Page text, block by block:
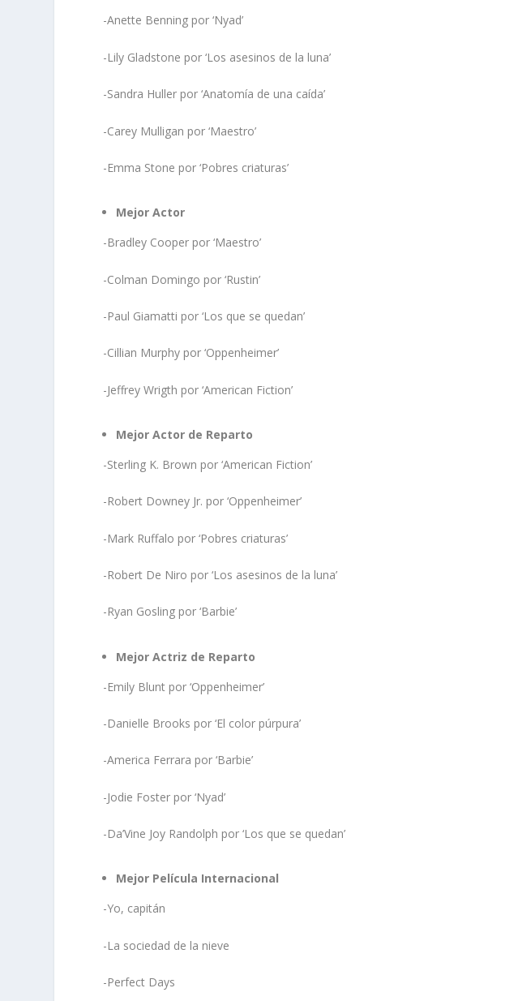
-Anette Benning por ‘Nyad’
-Lily Gladstone por ‘Los asesinos de la luna’
-Sandra Huller por ‘Anatomía de una caída’
-Carey Mulligan por ‘Maestro’
-Emma Stone por ‘Pobres criaturas’
Mejor Actor
-Bradley Cooper por ‘Maestro’
-Colman Domingo por ‘Rustin’
-Paul Giamatti por ‘Los que se quedan’
-Cillian Murphy por ‘Oppenheimer’
-Jeffrey Wrigth por ‘American Fiction’
Mejor Actor de Reparto
-Sterling K. Brown por ‘American Fiction’
-Robert Downey Jr. por ‘Oppenheimer’
-Mark Ruffalo por ‘Pobres criaturas’
-Robert De Niro por ‘Los asesinos de la luna’
-Ryan Gosling por ‘Barbie’
Mejor Actriz de Reparto
-Emily Blunt por ‘Oppenheimer’
-Danielle Brooks por ‘El color púrpura’
-America Ferrara por ‘Barbie’
-Jodie Foster por ‘Nyad’
-Da’Vine Joy Randolph por ‘Los que se quedan’
Mejor Película Internacional
-Yo, capitán
-La sociedad de la nieve
-Perfect Days